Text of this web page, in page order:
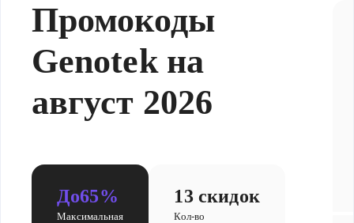
Промокоды
Genotek на
август 2026
До65%
Максимальная
13 скидок
Кол-во